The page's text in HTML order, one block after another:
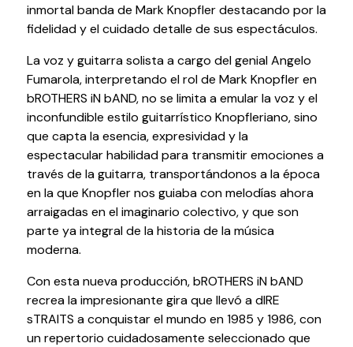
¿Qué es Baluarte?
Cómo llegar
Contacto
Espacio accesible
Actualidad
Noticias
Proyecto Estratégico
Preguntas frecuentes
inmortal banda de Mark Knopfler destacando por la
fidelidad y el cuidado detalle de sus espectáculos.
La voz y guitarra solista a cargo del genial Angelo
Fumarola, interpretando el rol de Mark Knopfler en
bROTHERS iN bAND, no se limita a emular la voz y el
inconfundible estilo guitarrístico Knopfleriano, sino
que capta la esencia, expresividad y la
espectacular habilidad para transmitir emociones a
través de la guitarra, transportándonos a la época
en la que Knopfler nos guiaba con melodías ahora
arraigadas en el imaginario colectivo, y que son
parte ya integral de la historia de la música
moderna.
Con esta nueva producción, bROTHERS iN bAND
recrea la impresionante gira que llevó a dIRE
sTRAITS a conquistar el mundo en 1985 y 1986, con
un repertorio cuidadosamente seleccionado que